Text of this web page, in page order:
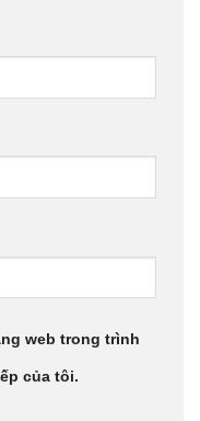
web trong trình
của tôi.